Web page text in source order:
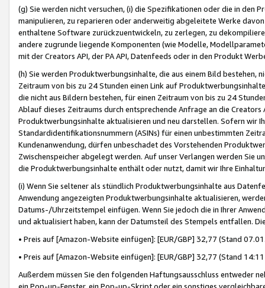
(g) Sie werden nicht versuchen, (i) die Spezifikationen oder die in
manipulieren, zu reparieren oder anderweitig abgeleitete Werke
enthaltene Software zurückzuentwickeln, zu zerlegen, zu
andere zugrunde liegende Komponenten (wie Modelle,
mit der Creators API, der PA API, Datenfeeds oder in den Produkt
(h) Sie werden Produktwerbungsinhalte, die aus einem Bild bestehen,
Zeitraum von bis zu 24 Stunden einen Link auf
die nicht aus Bildern bestehen, für einen Zeitraum von bis zu 24
Ablauf dieses Zeitraums durch entsprechende Anfrage an die
Produktwerbungsinhalte aktualisieren und neu darstellen. Sofern wir
Standardidentifikationsnummern (ASINs) für einen unbestimmten
Kundenanwendung, dürfen unbeschadet des Vorstehenden
Zwischenspeicher abgelegt werden. Auf unser Verlangen werden Sie
die Produktwerbungsinhalte enthält oder nutzt, damit wir Ihre
(i) Wenn Sie seltener als stündlich Produktwerbungsinhalte aus
Anwendung angezeigten Produktwerbungsinhalte aktualisieren,
Datums-/Uhrzeitstempel einfügen. Wenn Sie jedoch die in Ihrer
und aktualisiert haben, kann der Datumsteil des Stempels entfallen.
• Preis auf [Amazon-Website einfügen]: [EUR/GBP] 32,77 (Stand
• Preis auf [Amazon-Website einfügen]: [EUR/GBP] 32,77 (Stand
Außerdem müssen Sie den folgenden Haftungsausschluss entweder
ein Pop-up-Fenster, ein Pop-up-Skript oder ein sonstiges